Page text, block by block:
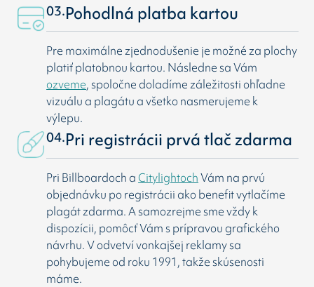
03.Pohodlná platba kartou
Pre maximálne zjednodušenie je možné za plochy
platiť platobnou kartou. Následne sa Vám
ozveme, spoločne doladíme záležitosti ohľadne
vizuálu a plagátu a všetko nasmerujeme k
výlepu.
04.Pri registrácii prvá tlač zdarma
Pri Billboardoch aCitylightochVám na prvú
objednávku po registrácii ako benefit vytlačíme
plagát zdarma. A samozrejme sme vždy k
dispozícii, pomôcť Vám s prípravou grafického
návrhu. V odvetví vonkajšej reklamy sa
pohybujeme od roku 1991, takže skúsenosti
máme.